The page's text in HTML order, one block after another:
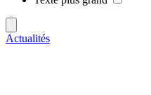
Actualités